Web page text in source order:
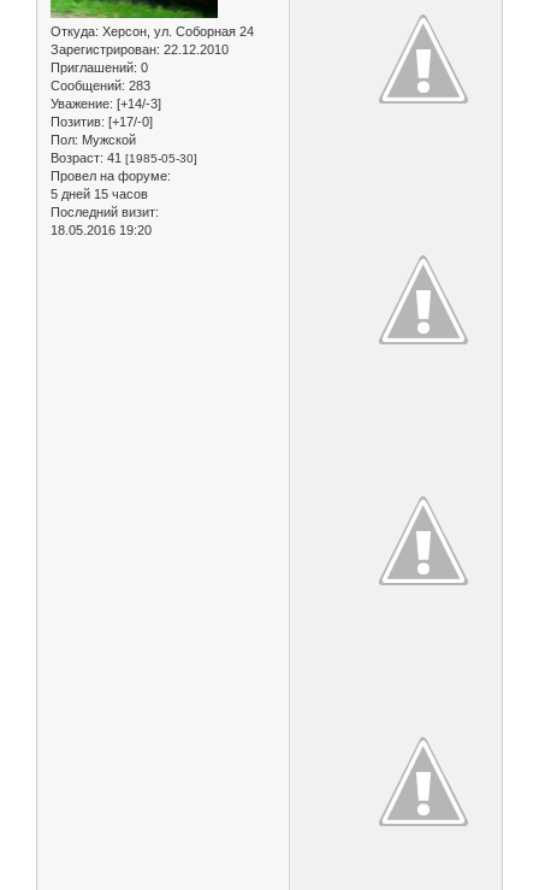
Откуда: Херсон, ул. Соборная 24
Зарегистрирован: 22.12.2010
Приглашений: 0
Сообщений: 283
Уважение: [+14/-3]
Позитив: [+17/-0]
Пол: Мужской
Возраст: 41 [1985-05-30]
Провел на форуме:
5 дней 15 часов
Последний визит:
18.05.2016 19:20